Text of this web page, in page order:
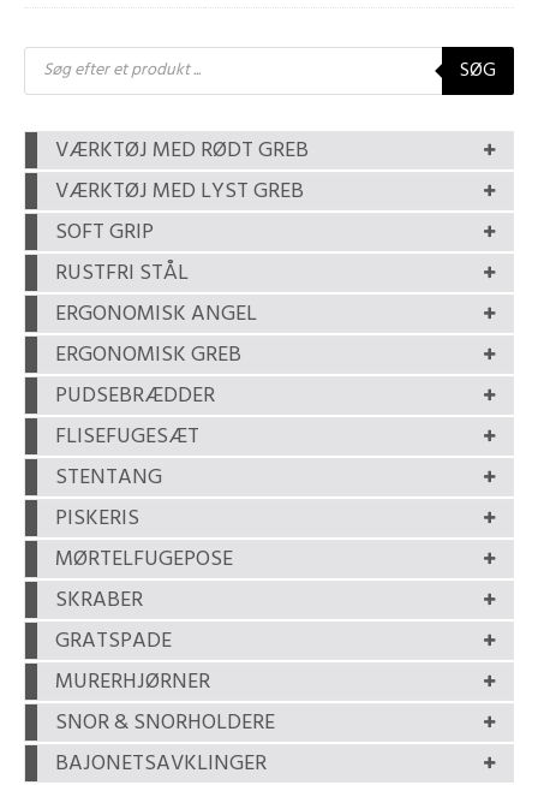
Products
search SØG
VÆRKTØJ MED RØDT GREB
VÆRKTØJ MED LYST GREB
SOFT GRIP
RUSTFRI STÅL
ERGONOMISK ANGEL
ERGONOMISK GREB
PUDSEBRÆDDER
FLISEFUGESÆT
STENTANG
PISKERIS
MØRTELFUGEPOSE
SKRABER
GRATSPADE
MURERHJØRNER
SNOR & SNORHOLDERE
BAJONETSAVKLINGER